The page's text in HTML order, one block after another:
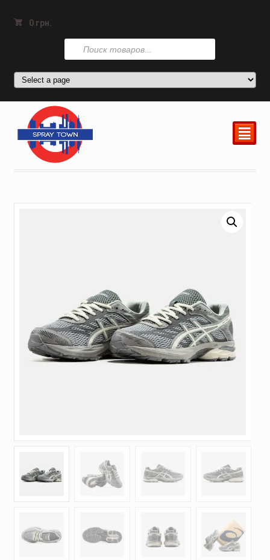
0 грн.
Поиск
товаров
²